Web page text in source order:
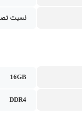
نسبت
16GB
DDR4